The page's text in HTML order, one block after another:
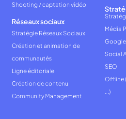
Shooting / captation vidéo
Réseaux sociaux
Stratégie Réseaux Sociaux
Création et animation de
communautés
Ligne éditoriale
Création de contenu
Community Management
Média
Social
SEO
Offline
...)